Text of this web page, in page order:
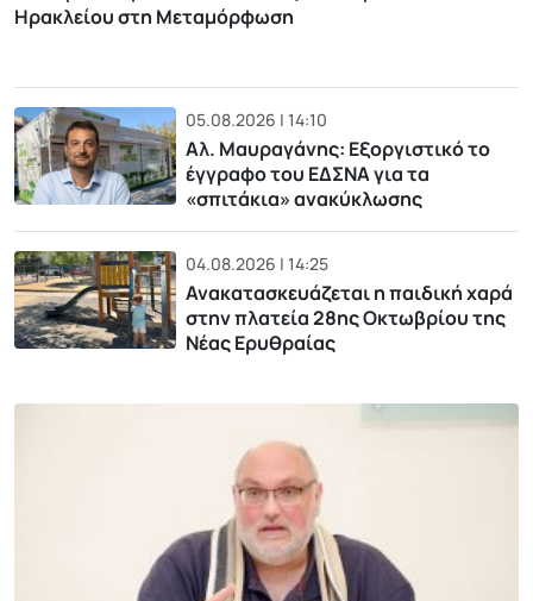
Ηρακλείου στη Μεταμόρφωση
05.08.2026 | 14:10
Αλ. Μαυραγάνης: Εξοργιστικό το
έγγραφο του ΕΔΣΝΑ για τα
«σπιτάκια» ανακύκλωσης
04.08.2026 | 14:25
Ανακατασκευάζεται η παιδική χαρά
στην πλατεία 28ης Οκτωβρίου της
Νέας Ερυθραίας